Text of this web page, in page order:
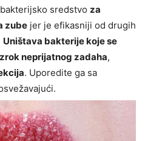
sredstvo za
zube jer je efikasniji od drugih
Uništava bakterije koje se
neprijatnog zadaha,
. Uporedite ga sa